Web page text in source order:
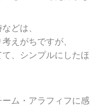
どは、
えがちですが、
、シンプルにしたほ
ム・アラフィフに感